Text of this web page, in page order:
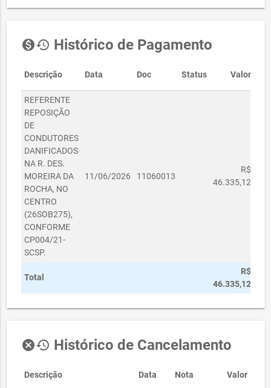
monetization_onhistory Histórico de Pagamento
Descrição Data Doc Status Valor
REFERENTE
REPOSIÇÃO
DE
CONDUTORES
DANIFICADOS
NA R. DES.
MOREIRA DA
ROCHA, NO
CENTRO
(26SOB275),
CONFORME
CP004/21-
SCSP.
11/06/2026 11060013
R$
46.335,12
Total
R$
46.335,12
cancelhistory Histórico de Cancelamento
Descrição Data Nota Valor